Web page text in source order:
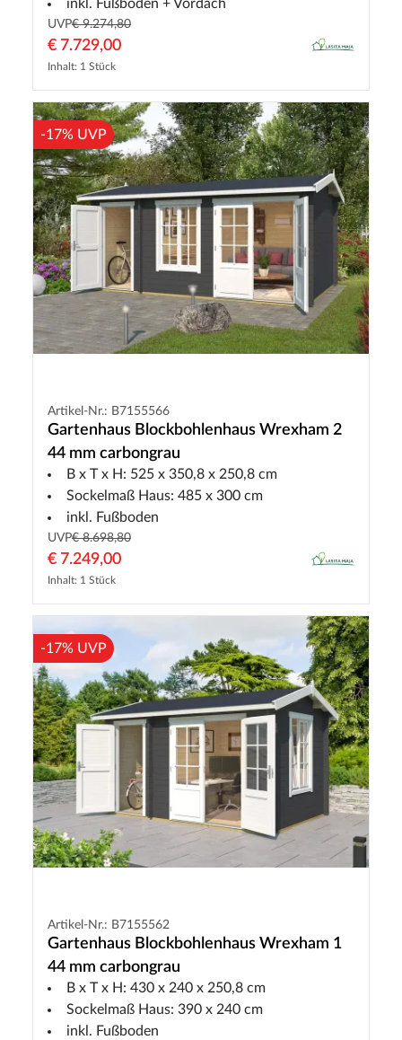
inkl. Fußboden + Vordach
UVP€ 9.274,80
€ 7.729,00
Inhalt: 1 Stück
-17% UVP
Artikel-Nr.: B7155566
Gartenhaus Blockbohlenhaus Wrexham 2
44 mm carbongrau
B x T x H: 525 x 350,8 x 250,8 cm
Sockelmaß Haus: 485 x 300 cm
inkl. Fußboden
UVP€ 8.698,80
€ 7.249,00
Inhalt: 1 Stück
-17% UVP
Artikel-Nr.: B7155562
Gartenhaus Blockbohlenhaus Wrexham 1
44 mm carbongrau
B x T x H: 430 x 240 x 250,8 cm
Sockelmaß Haus: 390 x 240 cm
inkl. Fußboden